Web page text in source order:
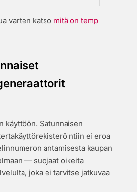
varten katso mitä on temp
käyttöön. Satunnaisen
ei eroa
antamisesta kaupan
— suojaat oikeita
joka ei tarvitse jatkuvaa